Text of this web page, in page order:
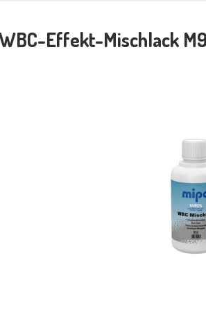
Effekt-Mischlack